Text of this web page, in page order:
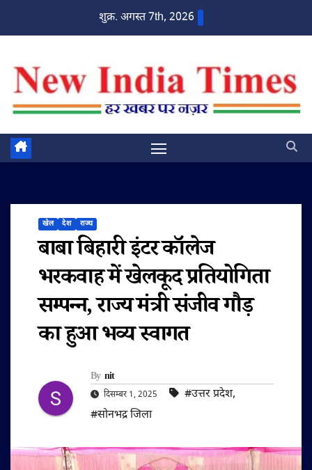
शुक्र. अगस्त 7th, 2026
खेल देश राज्य
बाबा बिहारी इंटर कॉलेज
भरकवाह में खेलकूद प्रतियोगिता
सम्पन्न, राज्य मंत्री संजीव गौड़
का हुआ भव्य स्वागत
By nit
दिसम्बर 1, 2025 #उत्तर प्रदेश,
#सोनभद्र जिला